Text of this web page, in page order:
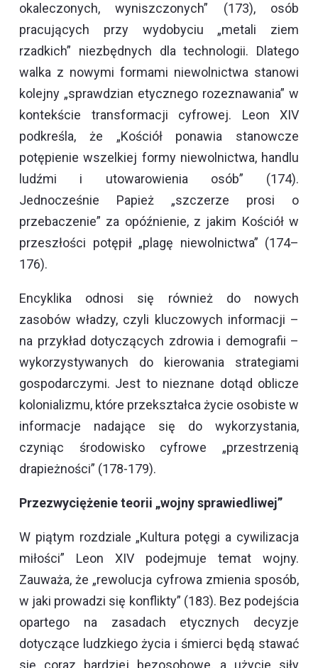
okaleczonych, wyniszczonych” (173), osób
pracujących przy wydobyciu „metali ziem
rzadkich” niezbędnych dla technologii. Dlatego
walka z nowymi formami niewolnictwa stanowi
kolejny „sprawdzian etycznego rozeznawania” w
kontekście transformacji cyfrowej. Leon XIV
podkreśla, że „Kościół ponawia stanowcze
potępienie wszelkiej formy niewolnictwa, handlu
ludźmi i utowarowienia osób” (174).
Jednocześnie Papież „szczerze prosi o
przebaczenie” za opóźnienie, z jakim Kościół w
przeszłości potępił „plagę niewolnictwa” (174–
176).
Encyklika odnosi się również do nowych
zasobów władzy, czyli kluczowych informacji –
na przykład dotyczących zdrowia i demografii –
wykorzystywanych do kierowania strategiami
gospodarczymi. Jest to nieznane dotąd oblicze
kolonializmu, które przekształca życie osobiste w
informacje nadające się do wykorzystania,
czyniąc środowisko cyfrowe „przestrzenią
drapieżności” (178-179).
Przezwyciężenie teorii „wojny sprawiedliwej”
W piątym rozdziale „Kultura potęgi a cywilizacja
miłości” Leon XIV podejmuje temat wojny.
Zauważa, że „rewolucja cyfrowa zmienia sposób,
w jaki prowadzi się konflikty” (183). Bez podejścia
opartego na zasadach etycznych decyzje
dotyczące ludzkiego życia i śmierci będą stawać
się coraz bardziej bezosobowe, a użycie siły